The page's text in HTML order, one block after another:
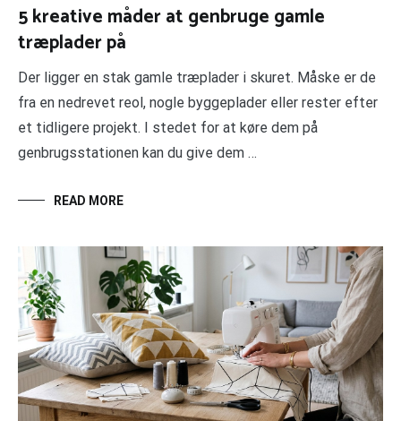
5 kreative måder at genbruge gamle
træplader på
Der ligger en stak gamle træplader i skuret. Måske er de
fra en nedrevet reol, nogle byggeplader eller rester efter
et tidligere projekt. I stedet for at køre dem på
genbrugsstationen kan du give dem …
READ MORE